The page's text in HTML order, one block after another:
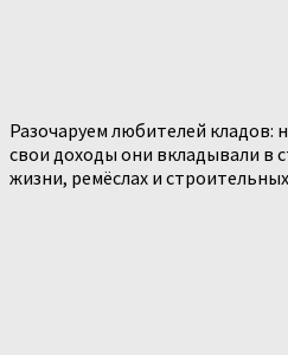
Разочаруем любителей
свои доходы они вкладывали в
жизни, ремёслах и